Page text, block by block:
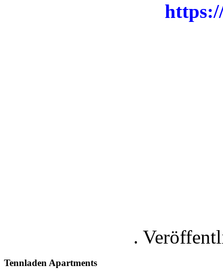
.
Tennladen Apartments